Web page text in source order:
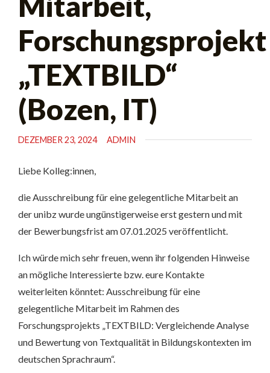
Forschungsprojekt
„TEXTBILD“
(Bozen, IT)
DEZEMBER 23, 2024 ADMIN
Liebe Kolleg:innen,
die Ausschreibung für eine gelegentliche Mitarbeit an
der unibz wurde ungünstigerweise erst gestern und mit
der Bewerbungsfrist am 07.01.2025 veröffentlicht.
Ich würde mich sehr freuen, wenn ihr folgenden Hinweise
an mögliche Interessierte bzw. eure Kontakte
weiterleiten könntet: Ausschreibung für eine
gelegentliche Mitarbeit im Rahmen des
Forschungsprojekts „TEXTBILD: Vergleichende Analyse
und Bewertung von Textqualität in Bildungskontexten im
deutschen Sprachraum“.